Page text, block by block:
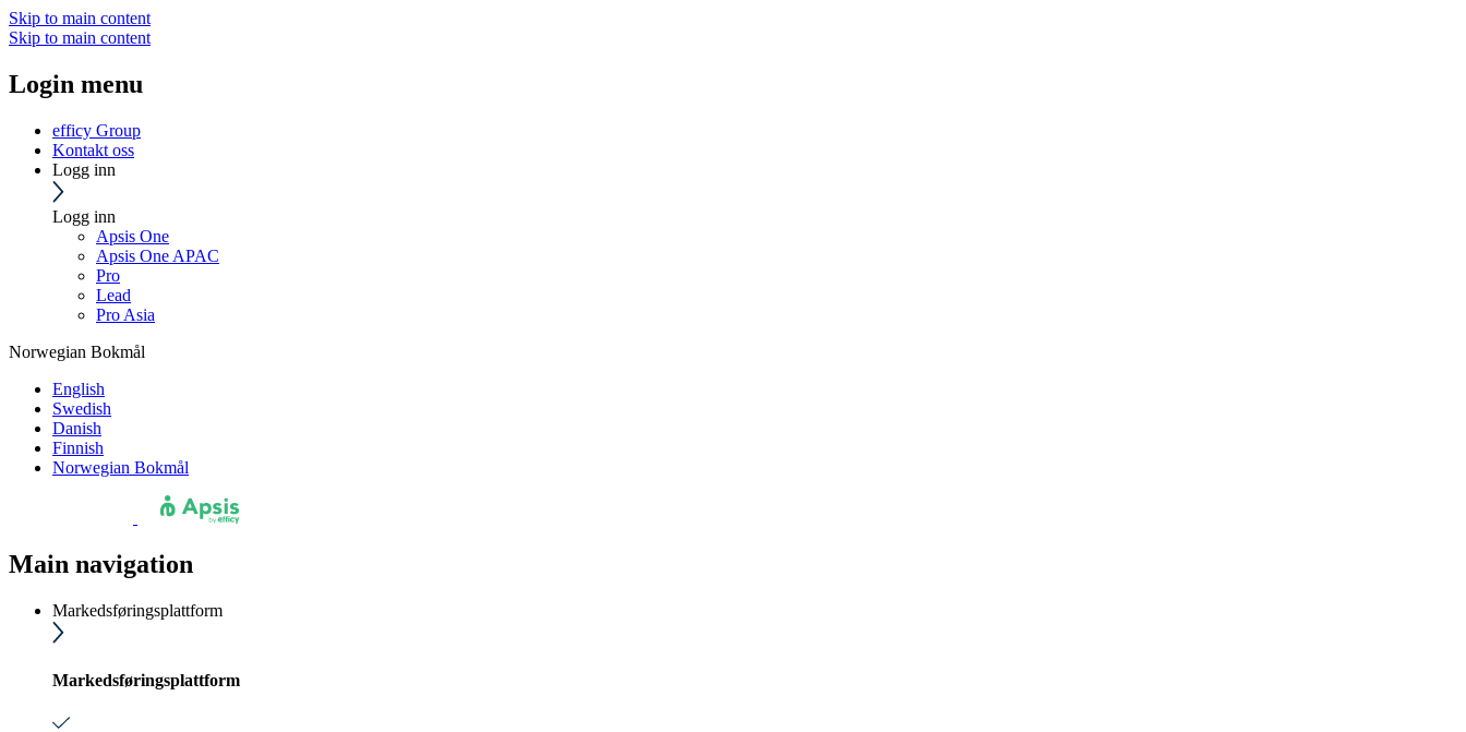
Skip to main content
Skip to main content
Login menu
efficy Group
Kontakt oss
Logg inn
Logg inn
Apsis One
Apsis One APAC
Pro
Lead
Pro Asia
Norwegian Bokmål
English
Swedish
Danish
Finnish
Norwegian Bokmål
Main navigation
Markedsføringsplattform
Markedsføringsplattform